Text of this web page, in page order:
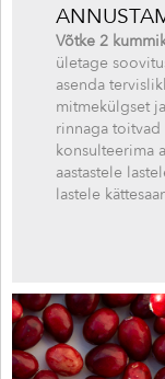
Võtke 2
ületage
asenda
mitmekülgset
rinnaga
konsulteerima
aastastele
lastele